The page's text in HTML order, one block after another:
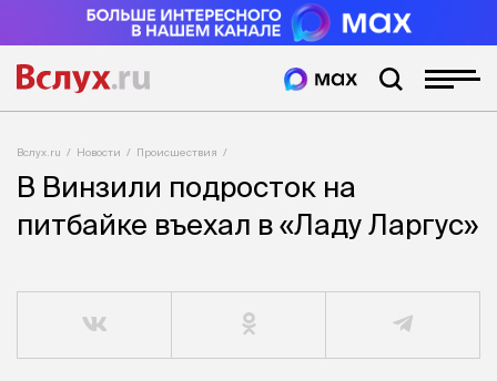
Вслух.ru Новости Происшествия
В Винзили подросток на
питбайке въехал в «Ладу Ларгус»